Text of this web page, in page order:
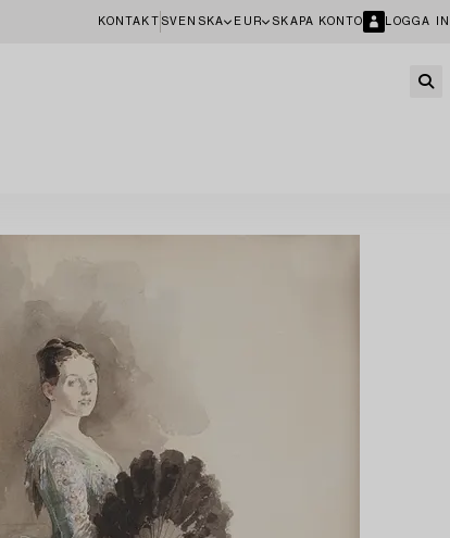
KONTAKT SVENSKA EUR SKAPA KONTO LOGGA IN